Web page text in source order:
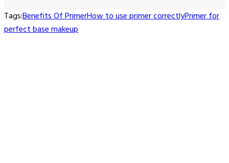
Tags:Benefits Of PrimerHow to use primer correctlyPrimer for
perfect base makeup